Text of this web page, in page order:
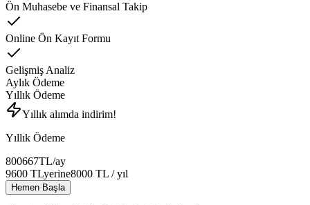
Ön Muhasebe ve Finansal Takip
Online Ön Kayıt Formu
Gelişmiş Analiz
Aylık Ödeme
Yıllık Ödeme
Yıllık alımda indirim!
Yıllık Ödeme
800667TL/ay
9600 TLyerine8000 TL / yıl
Hemen Başla